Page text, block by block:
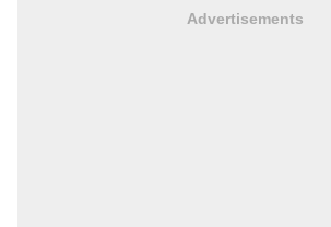
Advertisements